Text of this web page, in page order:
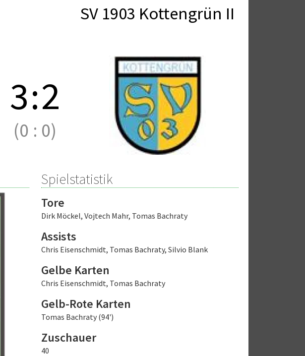
SV 1903 Kottengrün II
3:2
(0 : 0)
Spielstatistik
Tore
Dirk Möckel, Vojtech Mahr, Tomas Bachraty
Assists
Chris Eisenschmidt, Tomas Bachraty, Silvio Blank
Gelbe Karten
Chris Eisenschmidt, Tomas Bachraty
Gelb-Rote Karten
Tomas Bachraty (94')
Zuschauer
40